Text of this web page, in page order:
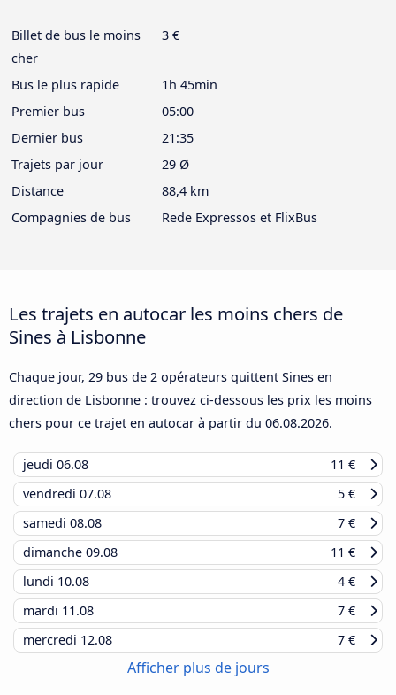
Billet de bus le moins
cher
3 €
Bus le plus rapide
1h 45min
Premier bus
05:00
Dernier bus
21:35
Trajets par jour
29 Ø
Distance
88,4 km
Compagnies de bus
Rede Expressos et FlixBus
Les trajets en autocar les moins chers de
Sines à Lisbonne
Chaque jour, 29 bus de 2 opérateurs quittent Sines en
direction de Lisbonne : trouvez ci-dessous les prix les moins
chers pour ce trajet en autocar à partir du 06.08.2026.
jeudi 06.08
11 €
vendredi 07.08
5 €
samedi 08.08
7 €
dimanche 09.08
11 €
lundi 10.08
4 €
mardi 11.08
7 €
mercredi 12.08 7 €
Afficher plus de jours